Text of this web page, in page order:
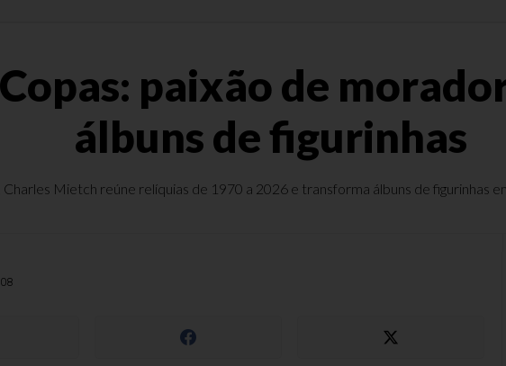
paixão de
álbuns de figurinhas
Charles Mietch reúne relíquias de 1970 a 2026 e transforma álbuns de figurinhas